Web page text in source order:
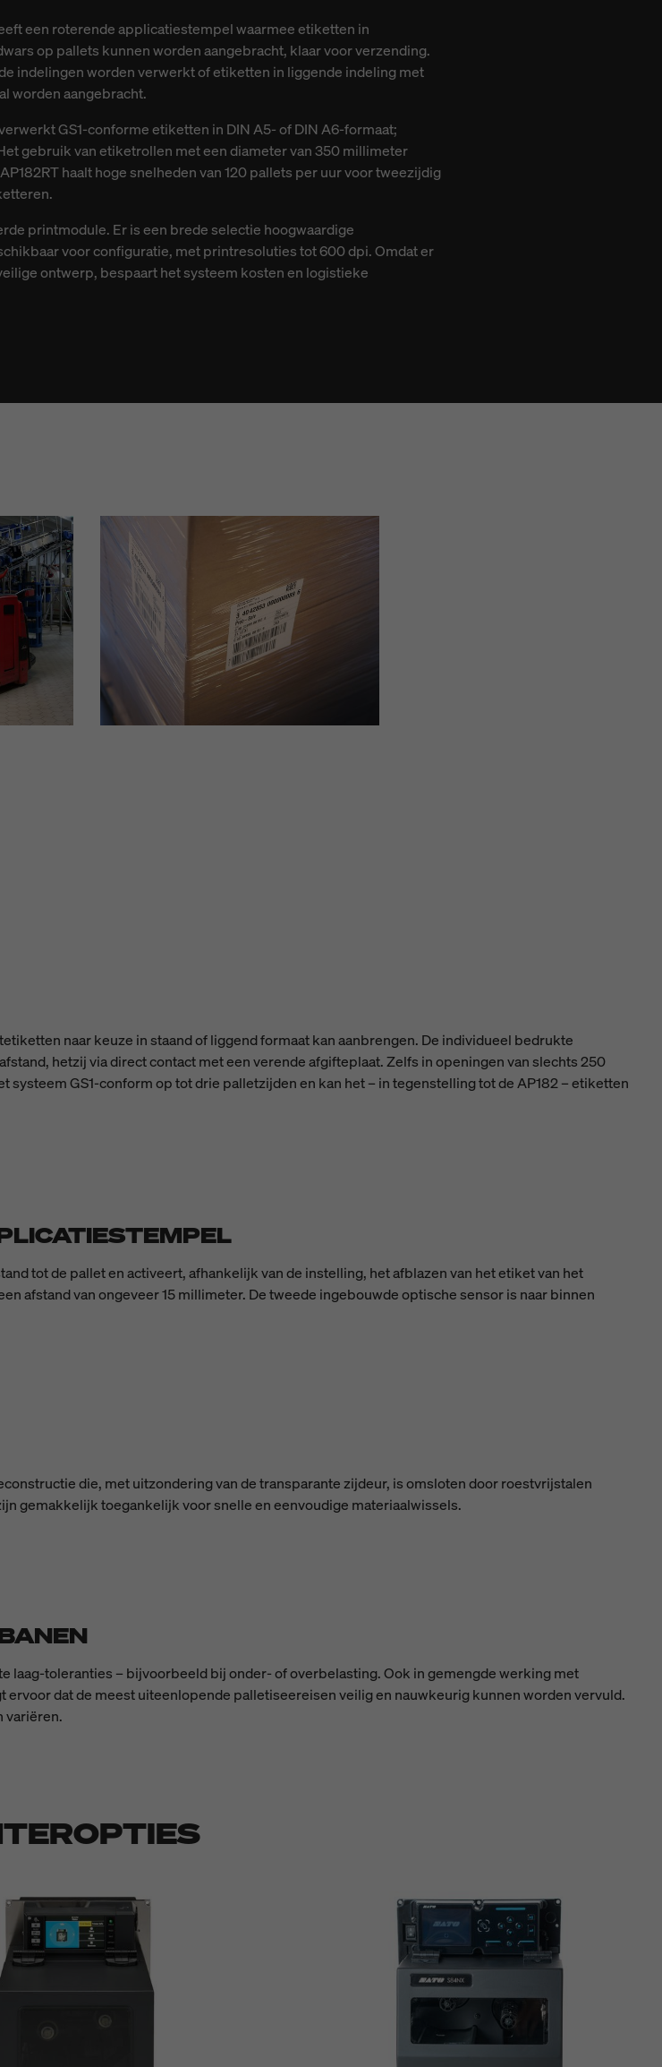
een roterende applicatiestempel waarmee etiketten in
op pallets kunnen worden aangebracht, klaar voor verzending.
indelingen worden verwerkt of etiketten in liggende indeling met
worden aangebracht.
GS1-conforme etiketten in DIN A5- of DIN A6-formaat;
gebruik van etiketrollen met een diameter van 350 millimeter
haalt hoge snelheden van 120 pallets per uur voor tweezijdig
printmodule. Er is een brede selectie hoogwaardige
voor configuratie, met printresoluties tot 600 dpi. Omdat er
ontwerp, bespaart het systeem kosten en logistieke
naar keuze in staand of liggend formaat kan aanbrengen. De individueel bedrukte
hetzij via direct contact met een verende afgifteplaat. Zelfs in openingen van slechts 250
GS1-conform op tot drie palletzijden en kan het – in tegenstelling tot de AP182 – etiketten
tot de pallet en activeert, afhankelijk van de instelling, het afblazen van het etiket van het
afstand van ongeveer 15 millimeter. De tweede ingebouwde optische sensor is naar binnen
die, met uitzondering van de transparante zijdeur, is omsloten door roestvrijstalen
gemakkelijk toegankelijk voor snelle en eenvoudige materiaalwissels.
toleranties – bijvoorbeeld bij onder- of overbelasting. Ook in gemengde werking met
dat de meest uiteenlopende palletiseereisen veilig en nauwkeurig kunnen worden vervuld.
variëren.